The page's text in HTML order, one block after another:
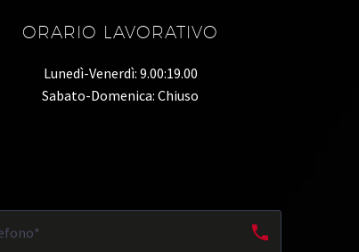
ORARIO LAVORATIVO
Lunedì-Venerdì: 9.00:19.00
Sabato-Domenica: Chiuso